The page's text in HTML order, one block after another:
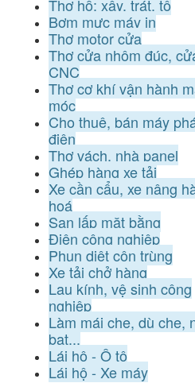
Thợ hồ: xây, trát, tô
Bơm mực máy in
Thợ motor cửa
Thợ cửa nhôm đúc,
CNC
Thợ cơ khí vận hành
móc
Cho thuê, bán máy
điện
Thợ vách, nhà panel
Ghép hàng xe tải
Xe cần cẩu, xe nâng
hoá
San lấp mặt bằng
Điện công nghiệp
Phun diệt côn trùng
Xe tải chở hàng
Lau kính, vệ sinh công
nghiệp
Làm mái che, dù che,
bạt...
Lái hộ - Ô tô
Lái hộ - Xe máy